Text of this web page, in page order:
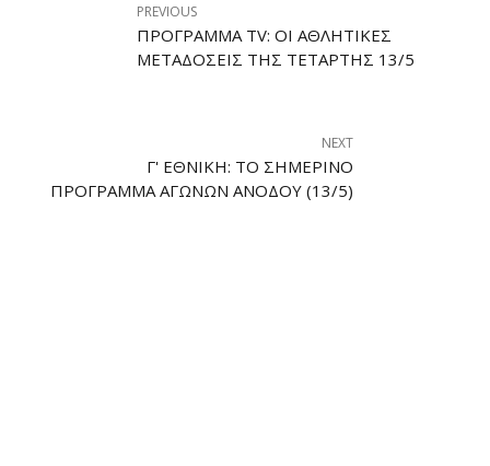
PREVIOUS
ΠΡΌΓΡΑΜΜΑ TV: ΟΙ ΑΘΛΗΤΙΚΈΣ
ΜΕΤΑΔΌΣΕΙΣ ΤΗΣ ΤΕΤΆΡΤΗΣ 13/5
NEXT
Γ' ΕΘΝΙΚΉ: ΤΟ ΣΗΜΕΡΙΝΌ
ΠΡΌΓΡΑΜΜΑ ΑΓΏΝΩΝ ΑΝΌΔΟΥ (13/5)